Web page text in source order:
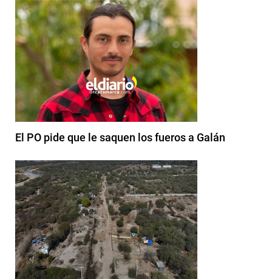
El PO pide que le saquen los fueros a Galán